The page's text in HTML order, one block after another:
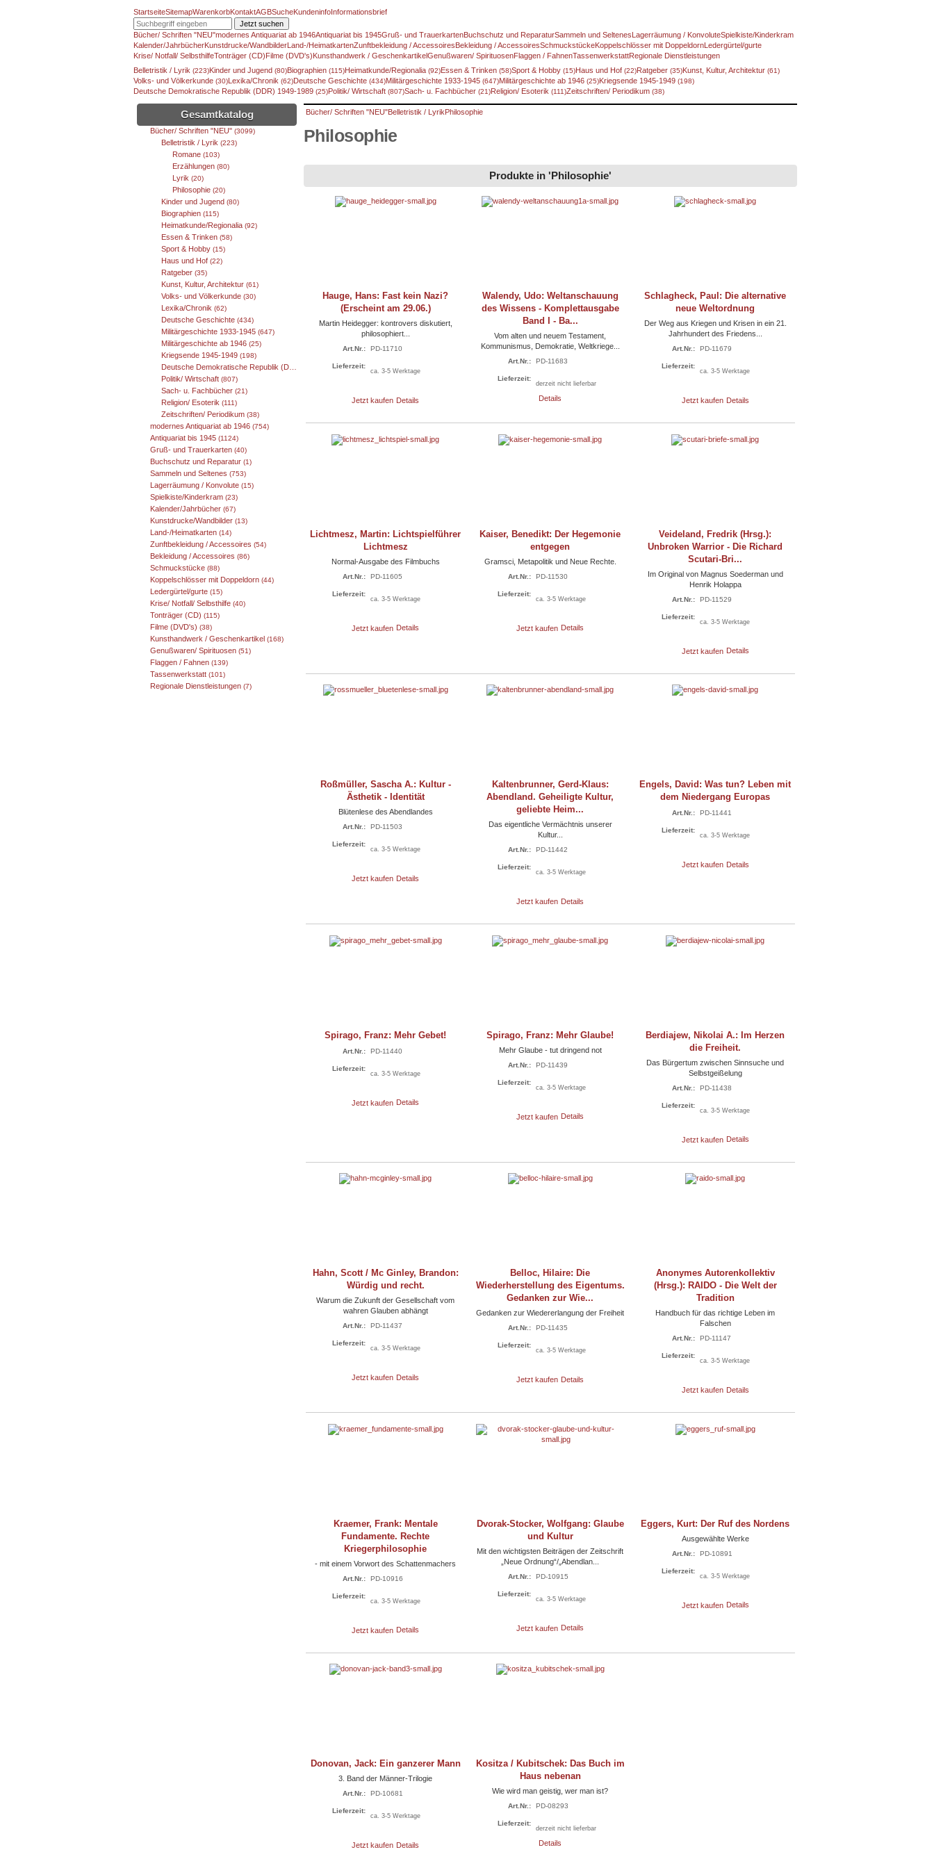
StartseiteSitemapWarenkorbKontaktAGBSucheKundeninfoInformationsbrief
Jetzt suchen
Bücher/ Schriften "NEU"modernes Antiquariat ab 1946Antiquariat bis 1945Gruß- und TrauerkartenBuchschutz und ReparaturSammeln und SeltenesLagerräumung / KonvoluteSpielkiste/Kinderkram
Kalender/JahrbücherKunstdrucke/WandbilderLand-/HeimatkartenZunftbekleidung / AccessoiresBekleidung / AccessoiresSchmuckstückeKoppelschlösser mit DoppeldornLedergürtel/gurte
Krise/ Notfall/ SelbsthilfeTonträger (CD)Filme (DVD's)Kunsthandwerk / GeschenkartikelGenußwaren/ SpirituosenFlaggen / FahnenTassenwerkstattRegionale Dienstleistungen
Belletristik / Lyrik (223)Kinder und Jugend (80)Biographien (115)Heimatkunde/Regionalia (92)Essen & Trinken (58)Sport & Hobby (15)Haus und Hof (22)Ratgeber (35)Kunst, Kultur, Architektur (61)
Volks- und Völkerkunde (30)Lexika/Chronik (62)Deutsche Geschichte (434)Militärgeschichte 1933-1945 (647)Militärgeschichte ab 1946 (25)Kriegsende 1945-1949 (198)
Deutsche Demokratische Republik (DDR) 1949-1989 (25)Politik/ Wirtschaft (807)Sach- u. Fachbücher (21)Religion/ Esoterik (111)Zeitschriften/ Periodikum (38)
Gesamtkatalog
Bücher/ Schriften "NEU" (3099)
Belletristik / Lyrik (223)
Romane (103)
Erzählungen (80)
Lyrik (20)
Philosophie (20)
Kinder und Jugend (80)
Biographien (115)
Heimatkunde/Regionalia (92)
Essen & Trinken (58)
Sport & Hobby (15)
Haus und Hof (22)
Ratgeber (35)
Kunst, Kultur, Architektur (61)
Volks- und Völkerkunde (30)
Lexika/Chronik (62)
Deutsche Geschichte (434)
Militärgeschichte 1933-1945 (647)
Militärgeschichte ab 1946 (25)
Kriegsende 1945-1949 (198)
Deutsche Demokratische Republik (DDR) 1949-1989 (25)
Politik/ Wirtschaft (807)
Sach- u. Fachbücher (21)
Religion/ Esoterik (111)
Zeitschriften/ Periodikum (38)
modernes Antiquariat ab 1946 (754)
Antiquariat bis 1945 (1124)
Gruß- und Trauerkarten (40)
Buchschutz und Reparatur (1)
Sammeln und Seltenes (753)
Lagerräumung / Konvolute (15)
Spielkiste/Kinderkram (23)
Kalender/Jahrbücher (67)
Kunstdrucke/Wandbilder (13)
Land-/Heimatkarten (14)
Zunftbekleidung / Accessoires (54)
Bekleidung / Accessoires (86)
Schmuckstücke (88)
Koppelschlösser mit Doppeldorn (44)
Ledergürtel/gurte (15)
Krise/ Notfall/ Selbsthilfe (40)
Tonträger (CD) (115)
Filme (DVD's) (38)
Kunsthandwerk / Geschenkartikel (168)
Genußwaren/ Spirituosen (51)
Flaggen / Fahnen (139)
Tassenwerkstatt (101)
Regionale Dienstleistungen (7)
Bücher/ Schriften "NEU"Belletristik / LyrikPhilosophie
Philosophie
Produkte in 'Philosophie'
Hauge, Hans: Fast kein Nazi?
(Erscheint am 29.06.)
Martin Heidegger: kontrovers diskutiert,
philosophiert...
Art.Nr.: PD-11710
Lieferzeit:
ca. 3-5 Werktage
Jetzt kaufen Details
Walendy, Udo: Weltanschauung
des Wissens - Komplettausgabe
Band I - Ba...
Vom alten und neuem Testament,
Kommunismus, Demokratie, Weltkriege...
Art.Nr.: PD-11683
Lieferzeit:
derzeit nicht lieferbar
Details
Schlagheck, Paul: Die alternative
neue Weltordnung
Der Weg aus Kriegen und Krisen in ein 21.
Jahrhundert des Friedens...
Art.Nr.: PD-11679
Lieferzeit:
ca. 3-5 Werktage
Jetzt kaufen Details
Lichtmesz, Martin: Lichtspielführer
Lichtmesz
Normal-Ausgabe des Filmbuchs
Art.Nr.: PD-11605
Lieferzeit:
ca. 3-5 Werktage
Jetzt kaufen Details
Kaiser, Benedikt: Der Hegemonie
entgegen
Gramsci, Metapolitik und Neue Rechte.
Art.Nr.: PD-11530
Lieferzeit:
ca. 3-5 Werktage
Jetzt kaufen Details
Veideland, Fredrik (Hrsg.):
Unbroken Warrior - Die Richard
Scutari-Bri...
Im Original von Magnus Soederman und
Henrik Holappa
Art.Nr.: PD-11529
Lieferzeit:
ca. 3-5 Werktage
Jetzt kaufen Details
Roßmüller, Sascha A.: Kultur -
Ästhetik - Identität
Blütenlese des Abendlandes
Art.Nr.: PD-11503
Lieferzeit:
ca. 3-5 Werktage
Jetzt kaufen Details
Kaltenbrunner, Gerd-Klaus:
Abendland. Geheiligte Kultur,
geliebte Heim...
Das eigentliche Vermächtnis unserer
Kultur...
Art.Nr.: PD-11442
Lieferzeit:
ca. 3-5 Werktage
Jetzt kaufen Details
Engels, David: Was tun? Leben mit
dem Niedergang Europas
Art.Nr.: PD-11441
Lieferzeit:
ca. 3-5 Werktage
Jetzt kaufen Details
Spirago, Franz: Mehr Gebet!
Art.Nr.: PD-11440
Lieferzeit:
ca. 3-5 Werktage
Jetzt kaufen Details
Spirago, Franz: Mehr Glaube!
Mehr Glaube - tut dringend not
Art.Nr.: PD-11439
Lieferzeit:
ca. 3-5 Werktage
Jetzt kaufen Details
Berdiajew, Nikolai A.: Im Herzen
die Freiheit.
Das Bürgertum zwischen Sinnsuche und
Selbstgeißelung
Art.Nr.: PD-11438
Lieferzeit:
ca. 3-5 Werktage
Jetzt kaufen Details
Hahn, Scott / Mc Ginley, Brandon:
Würdig und recht.
Warum die Zukunft der Gesellschaft vom
wahren Glauben abhängt
Art.Nr.: PD-11437
Lieferzeit:
ca. 3-5 Werktage
Jetzt kaufen Details
Belloc, Hilaire: Die
Wiederherstellung des Eigentums.
Gedanken zur Wie...
Gedanken zur Wiedererlangung der Freiheit
Art.Nr.: PD-11435
Lieferzeit:
ca. 3-5 Werktage
Jetzt kaufen Details
Anonymes Autorenkollektiv
(Hrsg.): RAIDO - Die Welt der
Tradition
Handbuch für das richtige Leben im
Falschen
Art.Nr.: PD-11147
Lieferzeit:
ca. 3-5 Werktage
Jetzt kaufen Details
Kraemer, Frank: Mentale
Fundamente. Rechte
Kriegerphilosophie
- mit einem Vorwort des Schattenmachers
Art.Nr.: PD-10916
Lieferzeit:
ca. 3-5 Werktage
Jetzt kaufen Details
Dvorak-Stocker, Wolfgang: Glaube
und Kultur
Mit den wichtigsten Beiträgen der Zeitschrift
„Neue Ordnung“/„Abendlan...
Art.Nr.: PD-10915
Lieferzeit:
ca. 3-5 Werktage
Jetzt kaufen Details
Eggers, Kurt: Der Ruf des Nordens
Ausgewählte Werke
Art.Nr.: PD-10891
Lieferzeit:
ca. 3-5 Werktage
Jetzt kaufen Details
Donovan, Jack: Ein ganzerer Mann
3. Band der Männer-Trilogie
Art.Nr.: PD-10681
Lieferzeit:
ca. 3-5 Werktage
Jetzt kaufen Details
Kositza / Kubitschek: Das Buch im
Haus nebenan
Wie wird man geistig, wer man ist?
Art.Nr.: PD-08293
Lieferzeit:
derzeit nicht lieferbar
Details